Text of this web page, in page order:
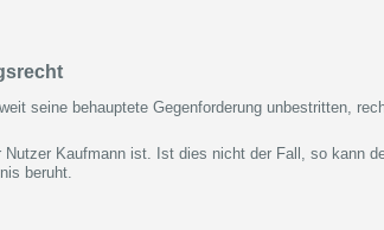
seine behauptete Gegenforderung unbestritten,
Kaufmann ist. Ist dies nicht der Fall, so kann
beruht.